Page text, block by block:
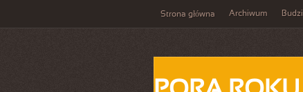
Strona główna Archiwum Budzi